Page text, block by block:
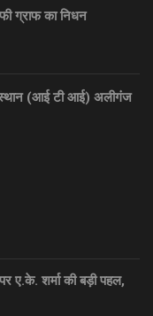
ग्राफ का निधन
(आई टी आई) अलीगंज
ए.के. शर्मा की बड़ी पहल,